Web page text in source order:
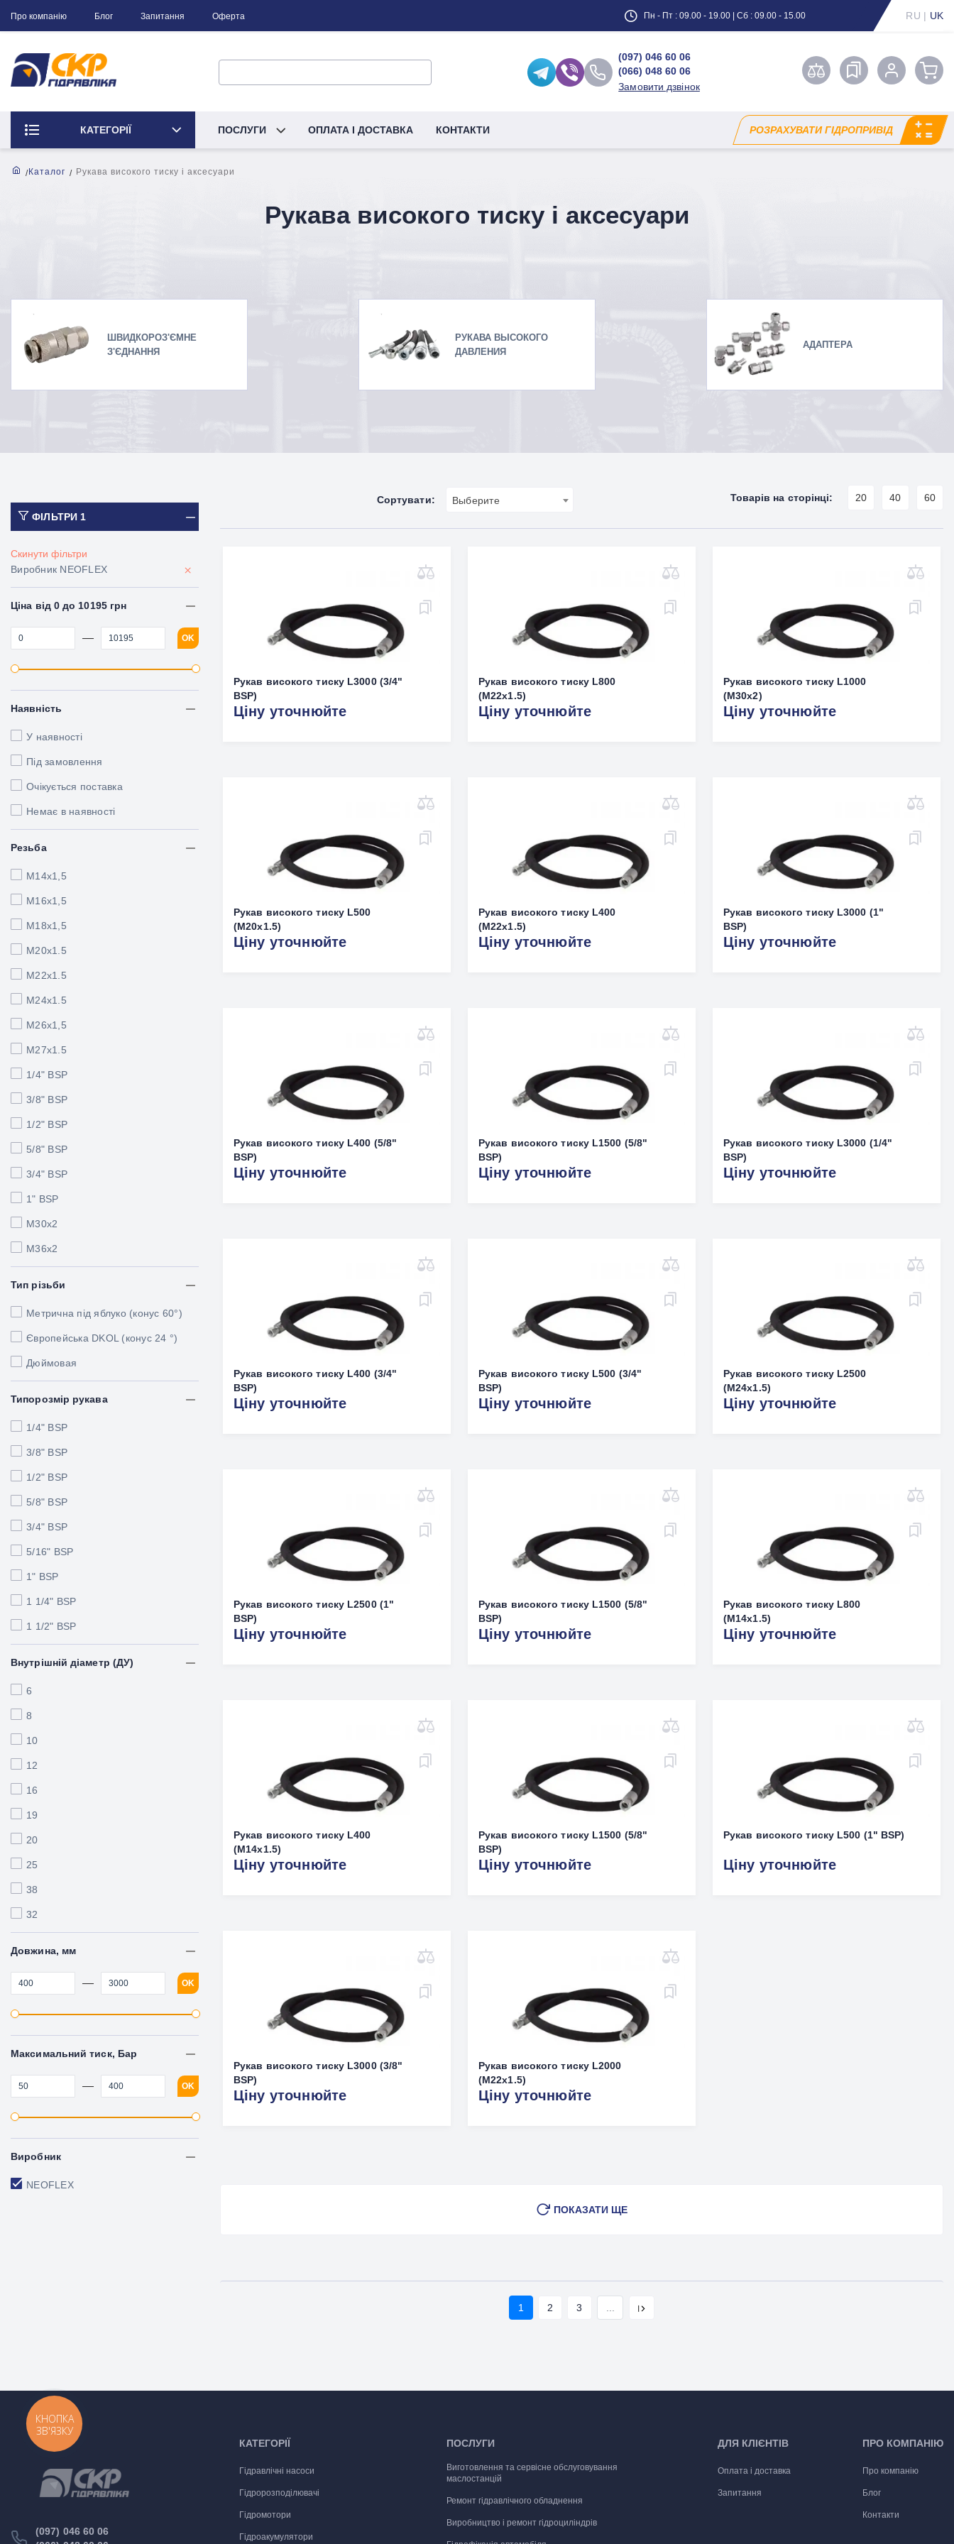
Про компанію Блог Запитання Оферта Пн - Пт : 09.00 - 19.00 | Сб : 09.00 - 15.00 RU | UK
(097) 046 60 06
(066) 048 60 06
Замовити дзвінок
КАТЕГОРІЇ ПОСЛУГИ ОПЛАТА І ДОСТАВКА КОНТАКТИ РОЗРАХУВАТИ ГІДРОПРИВІД
Каталог Рукава високого тиску і аксесуари
Рукава високого тиску і аксесуари
ШВИДКОРОЗ'ЄМНЕ
З'ЄДНАННЯ
РУКАВА ВЫСОКОГО
ДАВЛЕНИЯ
АДАПТЕРА
ФІЛЬТРИ1
Скинути фільтри
Виробник NEOFLEX
×
Ціна від 0 до 10195 грн
— OK
Наявність
У наявності
Під замовлення
Очікується поставка
Немає в наявності
Резьба
М14х1,5
М16х1,5
М18х1,5
M20x1.5
M22x1.5
M24x1.5
М26х1,5
M27x1.5
1/4" BSP
3/8" BSP
1/2" BSP
5/8" BSP
3/4" BSP
1" BSP
M30х2
M36х2
Тип різьби
Метрична під яблуко (конус 60°)
Європейська DKOL (конус 24 °)
Дюймовая
Типорозмір рукава
1/4" BSP
3/8" BSP
1/2" BSP
5/8" BSP
3/4" BSP
5/16" BSP
1" BSP
1 1/4" BSP
1 1/2" BSP
Внутрішній діаметр (ДУ)
6
8
10
12
16
19
20
25
38
32
Довжина, мм
— OK
Максимальний тиск, Бар
— OK
Виробник
NEOFLEX
Сортувати: Выберите Товарів на сторінці: 20 40 60
Рукав високого тиску L3000 (3/4"
BSP)
Ціну уточнюйте
Рукав високого тиску L800
(M22х1.5)
Ціну уточнюйте
Рукав високого тиску L1000
(M30х2)
Ціну уточнюйте
Рукав високого тиску L500
(M20х1.5)
Ціну уточнюйте
Рукав високого тиску L400
(M22х1.5)
Ціну уточнюйте
Рукав високого тиску L3000 (1"
BSP)
Ціну уточнюйте
Рукав високого тиску L400 (5/8"
BSP)
Ціну уточнюйте
Рукав високого тиску L1500 (5/8"
BSP)
Ціну уточнюйте
Рукав високого тиску L3000 (1/4"
BSP)
Ціну уточнюйте
Рукав високого тиску L400 (3/4"
BSP)
Ціну уточнюйте
Рукав високого тиску L500 (3/4"
BSP)
Ціну уточнюйте
Рукав високого тиску L2500
(M24х1.5)
Ціну уточнюйте
Рукав високого тиску L2500 (1"
BSP)
Ціну уточнюйте
Рукав високого тиску L1500 (5/8"
BSP)
Ціну уточнюйте
Рукав високого тиску L800
(M14x1.5)
Ціну уточнюйте
Рукав високого тиску L400
(M14х1.5)
Ціну уточнюйте
Рукав високого тиску L1500 (5/8"
BSP)
Ціну уточнюйте
Рукав високого тиску L500 (1" BSP)
Ціну уточнюйте
Рукав високого тиску L3000 (3/8"
BSP)
Ціну уточнюйте
Рукав високого тиску L2000
(M22х1.5)
Ціну уточнюйте
ПОКАЗАТИ ЩЕ
1 2 3
(097) 046 60 06
КАТЕГОРІЇ
Гідравлічні насоси
Гідророзподілювачі
Гідромотори
Гідроакумулятори
ПОСЛУГИ
Виготовлення та сервісне обслуговування
маслостанцій
Ремонт гідравлічного обладнення
Виробництво і ремонт гідроциліндрів
ДЛЯ КЛІЄНТІВ
Оплата і доставка
Запитання
ПРО КОМПАНІЮ
Про компанію
Блог
Контакти
КНОПКА
ЗВ'ЯЗКУ